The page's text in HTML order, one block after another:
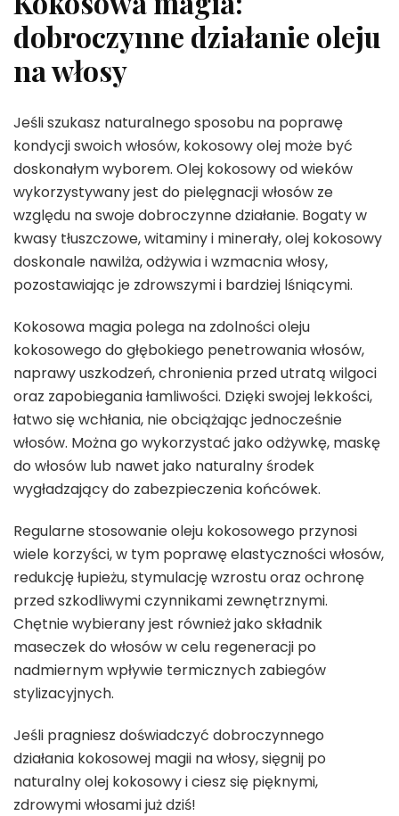
dobroczynne działanie oleju
na włosy
Jeśli szukasz naturalnego sposobu na poprawę
kondycji swoich włosów, kokosowy olej może być
doskonałym wyborem. Olej kokosowy od wieków
wykorzystywany jest do pielęgnacji włosów ze
względu na swoje dobroczynne działanie. Bogaty w
kwasy tłuszczowe, witaminy i minerały, olej kokosowy
doskonale nawilża, odżywia i wzmacnia włosy,
pozostawiając je zdrowszymi i bardziej lśniącymi.
Kokosowa magia polega na zdolności oleju
kokosowego do głębokiego penetrowania włosów,
naprawy uszkodzeń, chronienia przed utratą wilgoci
oraz zapobiegania łamliwości. Dzięki swojej lekkości,
łatwo się wchłania, nie obciążając jednocześnie
włosów. Można go wykorzystać jako odżywkę, maskę
do włosów lub nawet jako naturalny środek
wygładzający do zabezpieczenia końcówek.
Regularne stosowanie oleju kokosowego przynosi
wiele korzyści, w tym poprawę elastyczności włosów,
redukcję łupieżu, stymulację wzrostu oraz ochronę
przed szkodliwymi czynnikami zewnętrznymi.
Chętnie wybierany jest również jako składnik
maseczek do włosów w celu regeneracji po
nadmiernym wpływie termicznych zabiegów
stylizacyjnych.
Jeśli pragniesz doświadczyć dobroczynnego
działania kokosowej magii na włosy, sięgnij po
naturalny olej kokosowy i ciesz się pięknymi,
zdrowymi włosami już dziś!